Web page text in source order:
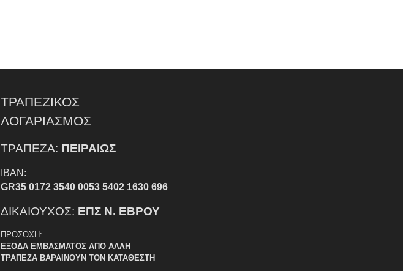
ΤΡΑΠΕΖΙΚΟΣ
ΛΟΓΑΡΙΑΣΜΟΣ
ΤΡΑΠΕΖΑ: ΠΕΙΡΑΙΩΣ
IBAN:
GR35 0172 3540 0053 5402 1630 696
ΔΙΚΑΙΟΥΧΟΣ: ΕΠΣ Ν. ΕΒΡΟΥ
ΠΡΟΣΟΧΗ:
ΕΞΟΔΑ ΕΜΒΑΣΜΑΤΟΣ ΑΠΟ ΑΛΛΗ
ΤΡΑΠΕΖΑ ΒΑΡΑΙΝΟΥΝ ΤΟΝ ΚΑΤΑΘΕΣΤΗ